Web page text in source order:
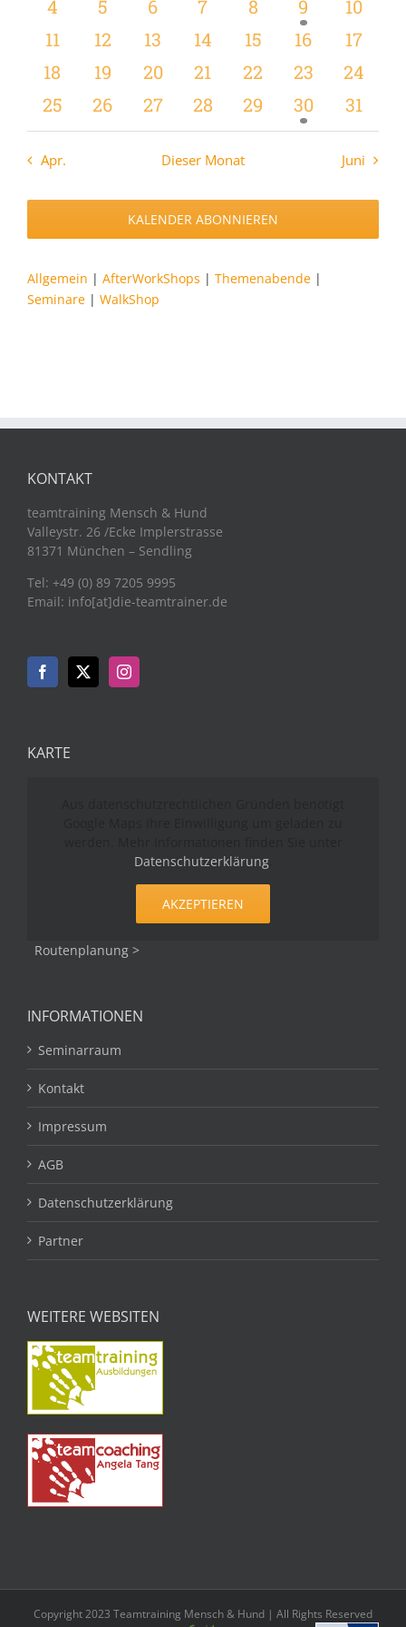
0
Veranstaltungen
4
0
Veranstaltungen
5
0
Veranstaltungen
6
0
Veranstaltungen
7
0
Veranstaltungen
8
1
9
0
10
0
Veranstaltungen
11
0
Veranstaltungen
12
0
Veranstaltungen
13
0
Veranstaltungen
14
0
Veranstaltungen
15
0
16
0
17
0
Veranstaltungen
18
0
Veranstaltungen
19
0
Veranstaltungen
20
0
Veranstaltungen
21
0
Veranstaltungen
22
0
23
0
24
0
Veranstaltungen
25
0
Veranstaltungen
26
0
Veranstaltungen
27
0
Veranstaltungen
28
0
Veranstaltungen
29
1
30
0
31
Apr. Dieser Monat Juni
KALENDER ABONNIEREN
Allgemein | AfterWorkShops | Themenabende |
Seminare | WalkShop
KONTAKT
teamtraining Mensch & Hund
Valleystr. 26 /Ecke Implerstrasse
81371 München – Sendling
Tel: +49 (0) 89 7205 9995
Email: info[at]die-teamtrainer.de
KARTE
Datenschutzerklärung.
AKZEPTIEREN
Routenplanung >
INFORMATIONEN
Seminarraum
Kontakt
Impressum
AGB
Datenschutzerklärung
Partner
WEITERE WEBSITEN
Copyright 2023 Teamtraining Mensch & Hund | All Rights Reserved